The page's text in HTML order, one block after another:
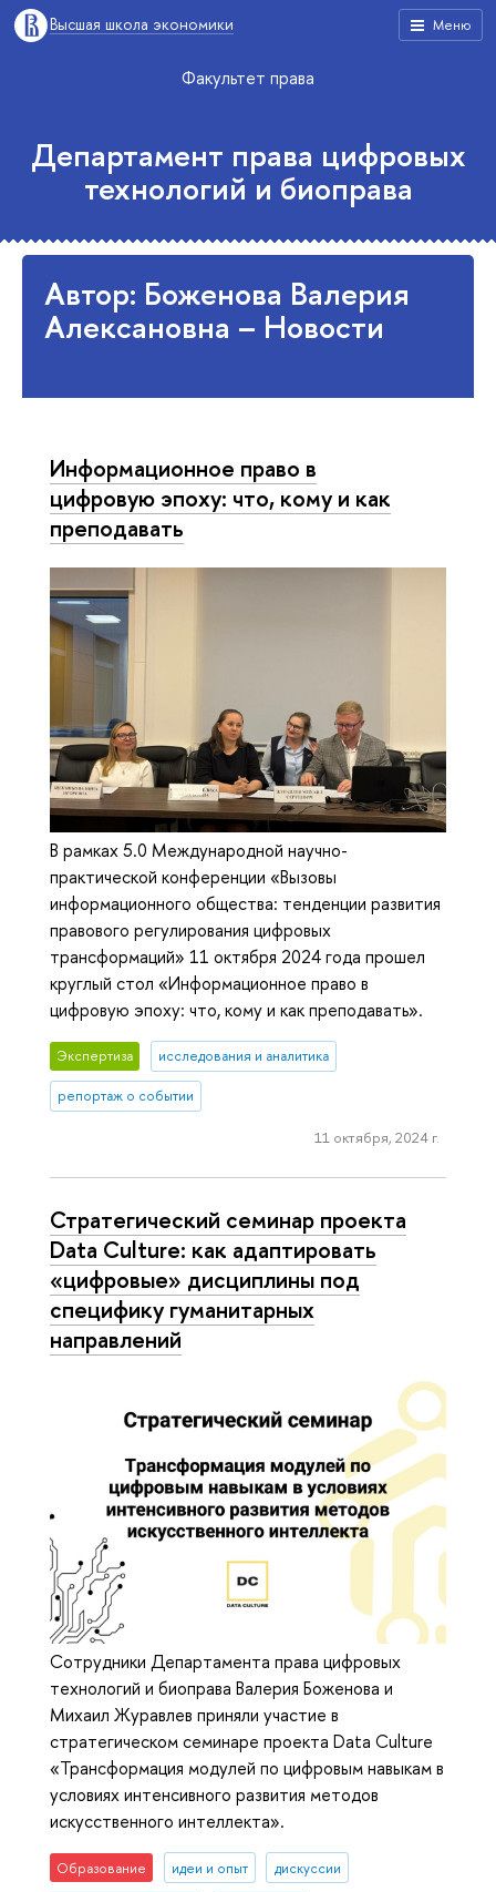
Меню
Высшая школа экономики
Факультет права
Департамент права цифровых
технологий и биоправа
Автор: Боженова Валерия
Алексановна – Новости
Информационное право в
цифровую эпоху: что, кому и как
преподавать
В рамках 5.0 Международной научно-
практической конференции «Вызовы
информационного общества: тенденции развития
правового регулирования цифровых
трансформаций» 11 октября 2024 года прошел
круглый стол «Информационное право в
цифровую эпоху: что, кому и как преподавать».
Экспертиза исследования и аналитика
репортаж о событии
11 октября, 2024 г.
Стратегический семинар проекта
Data Culture: как адаптировать
«цифровые» дисциплины под
специфику гуманитарных
направлений
Сотрудники Департамента права цифровых
технологий и биоправа Валерия Боженова и
Михаил Журавлев приняли участие в
стратегическом семинаре проекта Data Culture
«Трансформация модулей по цифровым навыкам в
условиях интенсивного развития методов
искусственного интеллекта».
Образование идеи и опыт дискуссии